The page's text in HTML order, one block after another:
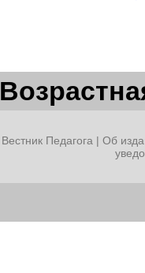
Вестник Педагога | Об